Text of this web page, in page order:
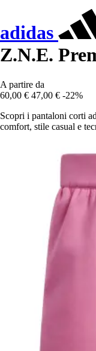
adidas
Z.N.E.
A partire da
60,00 € 47,00 € -22%
Scopri i pantaloni corti
comfort, stile casual e